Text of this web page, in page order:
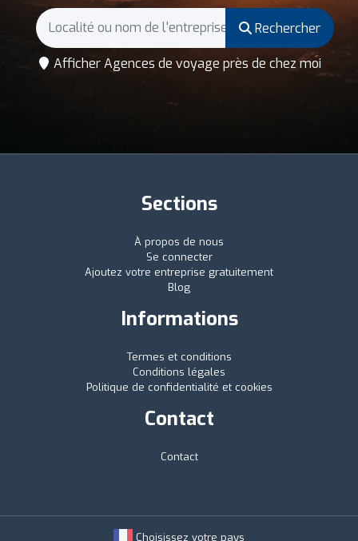
Rechercher
Afficher Agences de voyage près de chez moi
Sections
À propos de nous
Se connecter
Ajoutez votre entreprise gratuitement
Blog
Informations
Termes et conditions
Conditions légales
Politique de confidentialité et cookies
Contact
Contact
Choisissez votre pays